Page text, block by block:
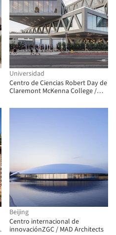
Universidad
Centro de Ciencias Robert Day de
Claremont McKenna College /
Beijing
Centro internacional de
innovaciónZGC / MAD Architects